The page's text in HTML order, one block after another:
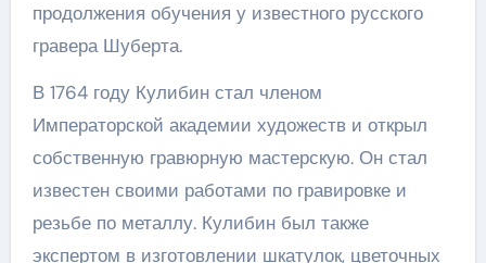
продолжения обучения у известного русского
гравера Шуберта.
В 1764 году Кулибин стал членом
Императорской академии художеств и открыл
собственную гравюрную мастерскую. Он стал
известен своими работами по гравировке и
резьбе по металлу. Кулибин был также
экспертом в изготовлении шкатулок, цветочных